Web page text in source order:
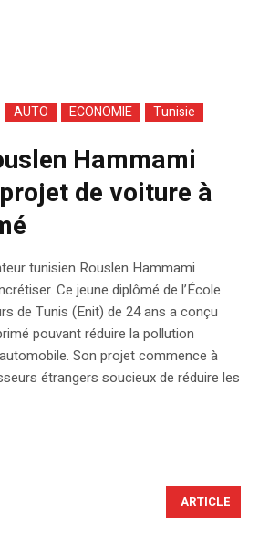
AUTO ECONOMIE Tunisie
Hammami
de voiture à
tunisien Rouslen Hammami
Ce jeune diplômé de l’École
de Tunis (Enit) de 24 ans a conçu
pouvant réduire la pollution
Son projet commence à
étrangers soucieux de réduire les
ARTICLE